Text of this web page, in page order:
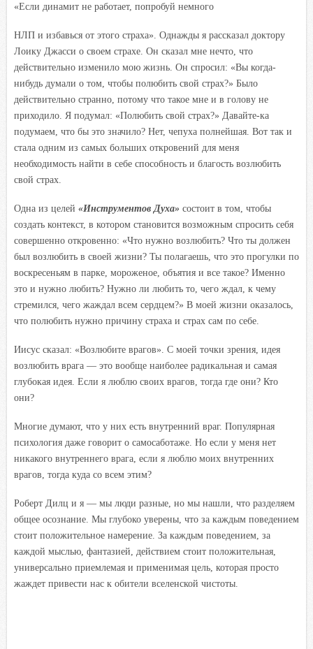
«Если динамит не работает, попробуй немного
НЛП и избавься от этого страха». Однажды я рассказал доктору
Лоику Джасси о своем страхе. Он сказал мне нечто, что
действительно изменило мою жизнь. Он спросил: «Вы когда-
нибудь думали о том, чтобы полюбить свой страх?» Было
действительно странно, потому что такое мне и в голову не
приходило. Я подумал: «Полюбить свой страх?» Давайте-ка
подумаем, что бы это значило? Нет, чепуха полнейшая. Вот так и
стала одним из самых больших откровений для меня
необходимость найти в себе способность и благость возлюбить
свой страх.
Одна из целей «Инструментов Духа» состоит в том, чтобы
создать контекст, в котором становится возможным спросить себя
совершенно откровенно: «Что нужно возлюбить? Что ты должен
был возлюбить в своей жизни? Ты полагаешь, что это прогулки по
воскресеньям в парке, мороженое, объятия и все такое? Именно
это и нужно любить? Нужно ли любить то, чего ждал, к чему
стремился, чего жаждал всем сердцем?» В моей жизни оказалось,
что полюбить нужно причину страха и страх сам по себе.
Иисус сказал: «Возлюбите врагов». С моей точки зрения, идея
возлюбить врага — это вообще наиболее радикальная и самая
глубокая идея. Если я люблю своих врагов, тогда где они? Кто
они?
Многие думают, что у них есть внутренний враг. Популярная
психология даже говорит о самосаботаже. Но если у меня нет
никакого внутреннего врага, если я люблю моих внутренних
врагов, тогда куда со всем этим?
Роберт Дилц и я — мы люди разные, но мы нашли, что разделяем
общее осознание. Мы глубоко уверены, что за каждым поведением
стоит положительное намерение. За каждым поведением, за
каждой мыслью, фантазией, действием стоит положительная,
универсально приемлемая и применимая цель, которая просто
жаждет привести нас к обители вселенской чистоты.